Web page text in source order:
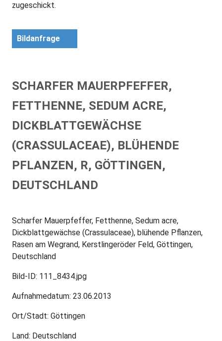
zugeschickt.
Bildanfrage
SCHARFER MAUERPFEFFER,
FETTHENNE, SEDUM ACRE,
DICKBLATTGEWÄCHSE
(CRASSULACEAE), BLÜHENDE
PFLANZEN, R, GÖTTINGEN,
DEUTSCHLAND
Scharfer Mauerpfeffer, Fetthenne, Sedum acre,
Dickblattgewächse (Crassulaceae), blühende Pflanzen,
Rasen am Wegrand, Kerstlingeröder Feld, Göttingen,
Deutschland
Bild-ID: 111_8434.jpg
Aufnahmedatum: 23.06.2013
Ort/Stadt: Göttingen
Land: Deutschland